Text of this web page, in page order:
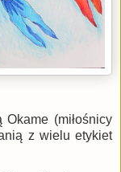
(miłośnicy
z wielu etykiet